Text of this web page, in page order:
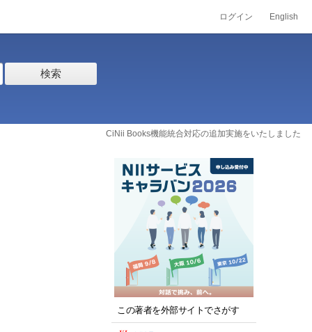
ログイン English
検索
CiNii Books機能統合対応の追加実施をいたしました
この著者を外部サイトでさがす